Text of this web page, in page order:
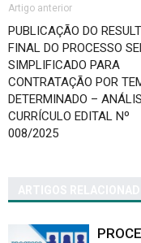
Artigo anterior
PUBLICAÇÃO DO
FINAL DO PROCESSO
SIMPLIFICADO PARA
CONTRATAÇÃO POR
DETERMINADO –
CURRÍCULO EDITAL Nº
008/2025